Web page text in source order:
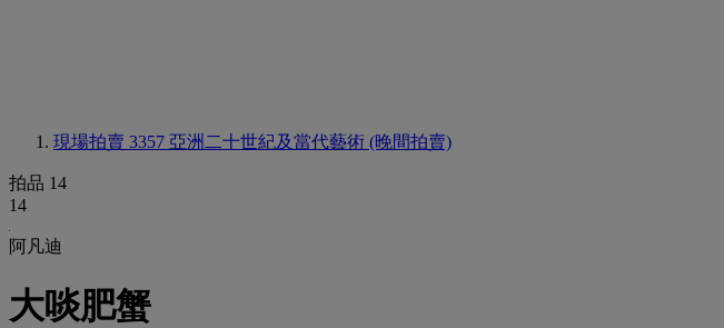
現場拍賣 3357 亞洲二十世紀及當代藝術 (晚間拍賣)
拍品 14
14
阿凡迪
大啖肥蟹